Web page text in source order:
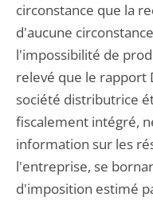
circonstance que la
d'aucune
l'impossibilité de
relevé que le rapport
société distributrice
fiscalement intégré,
information sur les
l'entreprise, se
d'imposition estimé